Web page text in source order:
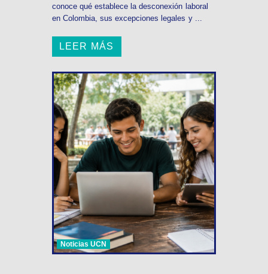
conoce qué establece la desconexión laboral
en Colombia, sus excepciones legales y ...
LEER MÁS
Noticias UCN